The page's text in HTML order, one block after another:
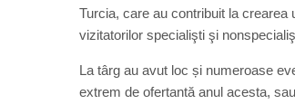
Turcia, care au contribuit la
vizitatorilor specialişti şi
La târg au avut loc și numeroase
extrem de ofertantă anul acesta,